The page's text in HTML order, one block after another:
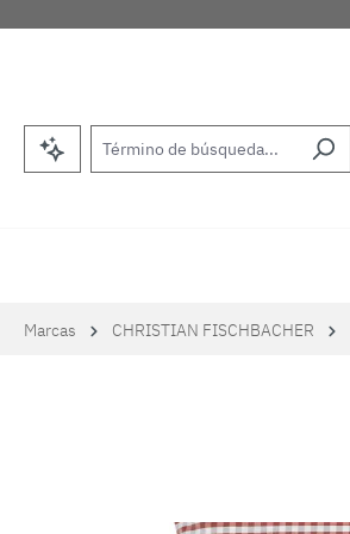
al contenido principal
Saltar a la búsqueda
Saltar a la navegación principal
Marcas CHRISTIAN FISCHBACHER